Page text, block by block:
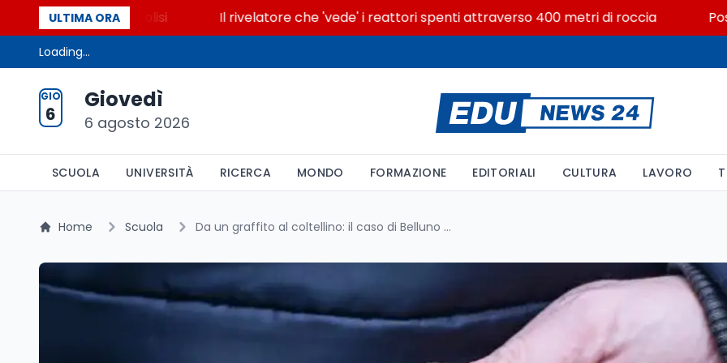
ULTIMA ORA
la glicolisi Il rivelatore che 'vede' i reattori spenti attraverso 400 metri di roccia
Loading...
GIO
6
Giovedì
6 agosto 2026
SCUOLA UNIVERSITÀ RICERCA MONDO FORMAZIONE EDITORIALI CULTURA LAVORO
Home Scuola Da un graffito al coltellino: il caso di Belluno e il dato nazionale